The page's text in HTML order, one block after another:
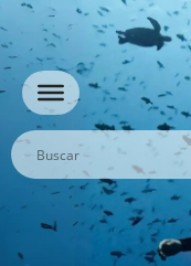
al
contenido